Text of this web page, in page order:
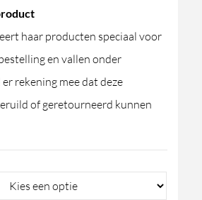
haar producten speciaal voor
en vallen onder
rekening mee dat deze
of geretourneerd kunnen